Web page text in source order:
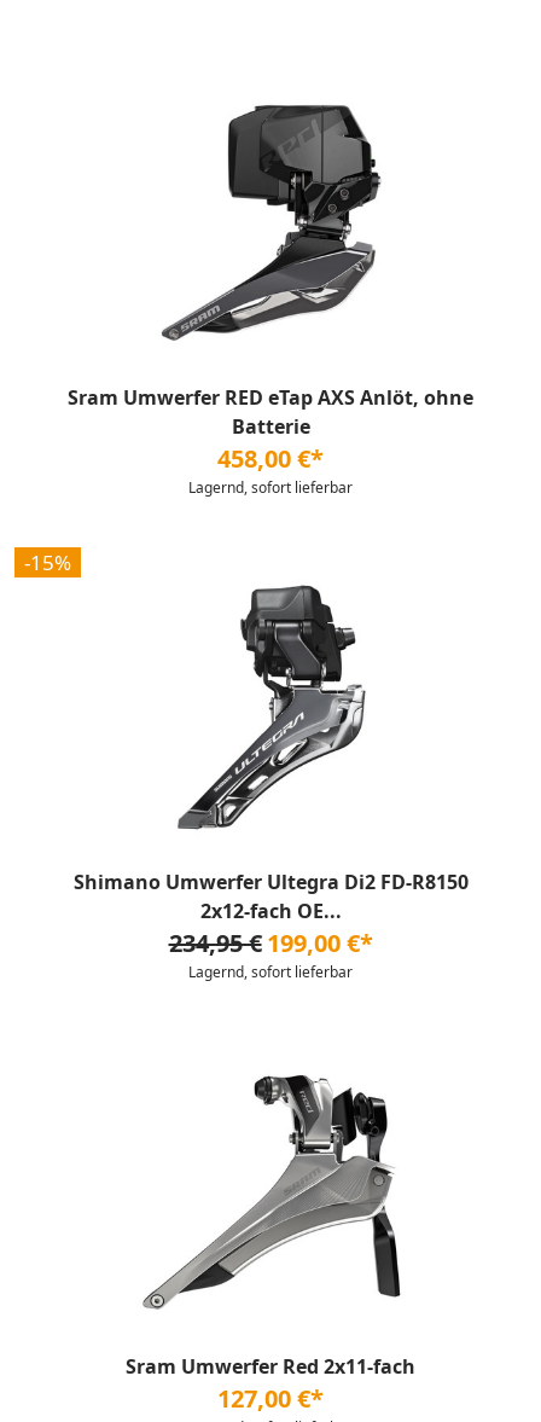
Sram Umwerfer RED eTap AXS Anlöt, ohne
Batterie
458,00 €*
Lagernd, sofort lieferbar
-15%
Shimano Umwerfer Ultegra Di2 FD-R8150
2x12-fach OE...
234,95 € 199,00 €*
Lagernd, sofort lieferbar
Sram Umwerfer Red 2x11-fach
127,00 €*